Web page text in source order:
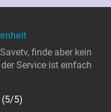
finde aber kein
Service ist einfach
(5/5)